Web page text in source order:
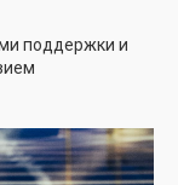
поддержки и